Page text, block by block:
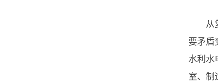
从
要矛盾
水利水
室、制